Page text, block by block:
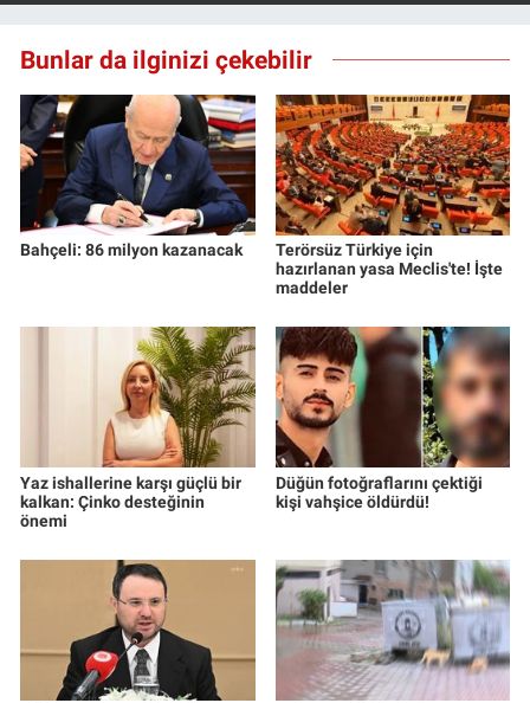
Bunlar da ilginizi çekebilir
Bahçeli: 86 milyon kazanacak
Terörsüz Türkiye için
hazırlanan yasa Meclis'te! İşte
maddeler
Yaz ishallerine karşı güçlü bir
kalkan: Çinko desteğinin
önemi
Düğün fotoğraflarını çektiği
kişi vahşice öldürdü!
Nedir
Popüler
Programlar
Sağlık
Spor
Türkiye'nin Geleceği
Türkiye'nin Gündemi
Yerel Gündem
Canlı Yayın